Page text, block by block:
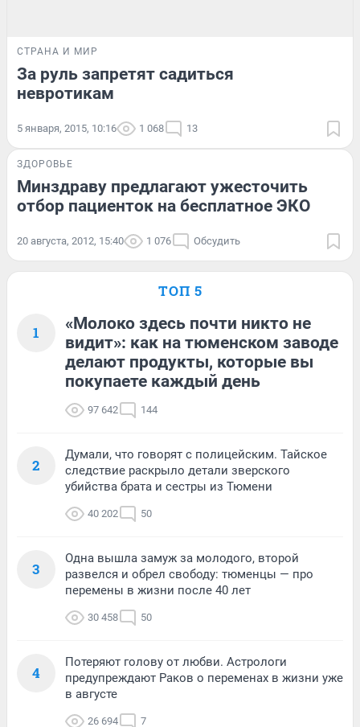
СТРАНА И МИР
За руль запретят садиться
невротикам
5 января, 2015, 10:16 1 068 13
ЗДОРОВЬЕ
Минздраву предлагают ужесточить
отбор пациенток на бесплатное ЭКО
20 августа, 2012, 15:40 1 076 Обсудить
ТОП 5
1
«Молоко здесь почти никто не
видит»: как на тюменском заводе
делают продукты, которые вы
покупаете каждый день
97 642 144
2
Думали, что говорят с полицейским. Тайское
следствие раскрыло детали зверского
убийства брата и сестры из Тюмени
40 202 50
3
Одна вышла замуж за молодого, второй
развелся и обрел свободу: тюменцы — про
перемены в жизни после 40 лет
30 458 50
4
Потеряют голову от любви. Астрологи
предупреждают Раков о переменах в жизни уже
в августе
26 694 7